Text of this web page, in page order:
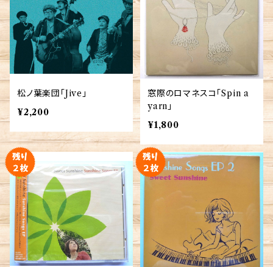
松ノ葉楽団「Jive」
¥2,200
窓際のロマネスコ「Spin a
yarn」
¥1,800